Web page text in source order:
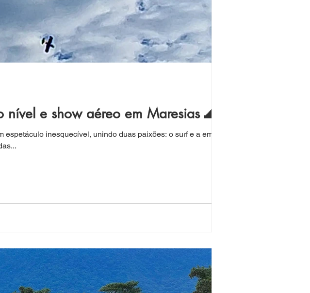
e show aéreo em Maresias 🌊✈️